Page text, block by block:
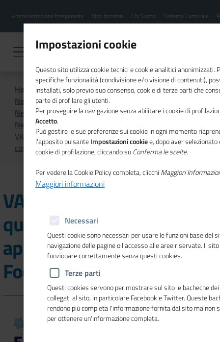
contenuto
Menu
hamburgher
Amministrazione trasparente Albo fornitori Chi Siamo Sistema Camerale
Home
Sistema Camerale
News dal sistema camerale
News dal sistema camerale - Archivio 2025
News dal sistema camerale - Maggio 2025
VARESE - Start up, quest'anno doppio appuntamento
con il Focus Day Nuove Imprese
VARESE - Start up,
quest'anno doppio
appuntamento con il
Focus Day Nuove Imprese
Impostazioni cookie
Questo sito utilizza cookie tecnici e cookie analitici anonimizzati.
specifiche funzionalità (condivisione e/o visione di contenuti),
installati, solo previo suo consenso, cookie di terze parti che
parte di profilare gli utenti.
Per proseguire la navigazione senza abilitare i cookie di
Accetto.
Può gestire le sue preferenze sui cookie in ogni momento
l'apposito pulsanteImpostazioni cookiee, dopo aver
cookie di profilazione, cliccando suConferma le scelte.
Per vedere la Cookie Policy completa, clicchi Maggiori
Maggiori informazioni
Necessari
Questi cookie sono necessari per usare le funzioni base del
navigazione delle pagine o l'accesso alle aree riservate. Il
funzionare correttamente senza questi cookies.
Terze parti
Questi cookies servono per mostrare sul sito le bacheche
collegati al sito, in particolare Facebook e Twitter. Queste
rendono più completa l'informazione fornita dal sito ma non
per ottenere un'informazione completa.